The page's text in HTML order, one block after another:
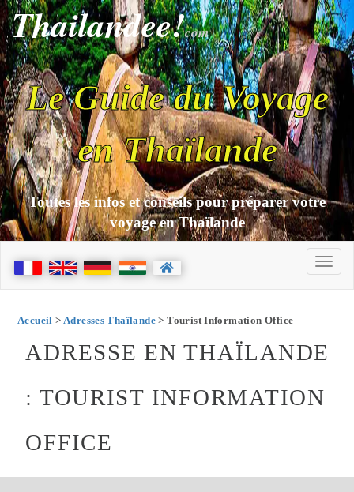
Thailandee!com
Le Guide du Voyage
en Thaïlande
Toutes les infos et conseils pour préparer votre
voyage en Thaïlande
Accueil > Adresses Thaïlande > Tourist Information Office
ADRESSE EN THAÏLANDE
: TOURIST INFORMATION
OFFICE